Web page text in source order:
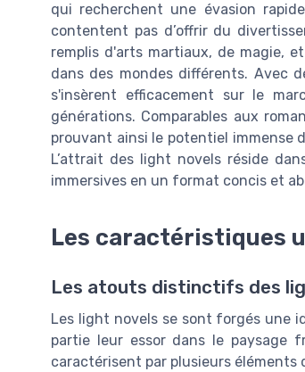
qui recherchent une évasion
contentent pas d’offrir du
remplis d'arts martiaux, de magie,
dans des mondes différents. Avec
s'insèrent efficacement sur le
générations. Comparables aux
prouvant ainsi le potentiel immense
L’attrait des light novels réside
immersives en un format concis et
Les caractéristiques
Les atouts distinctifs des
Les light novels se sont forgés une
partie leur essor dans le paysage
caractérisent par plusieurs